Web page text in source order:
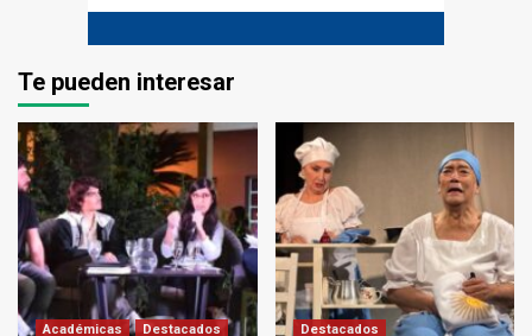
Te pueden interesar
Académicas
Destacados
Destacados